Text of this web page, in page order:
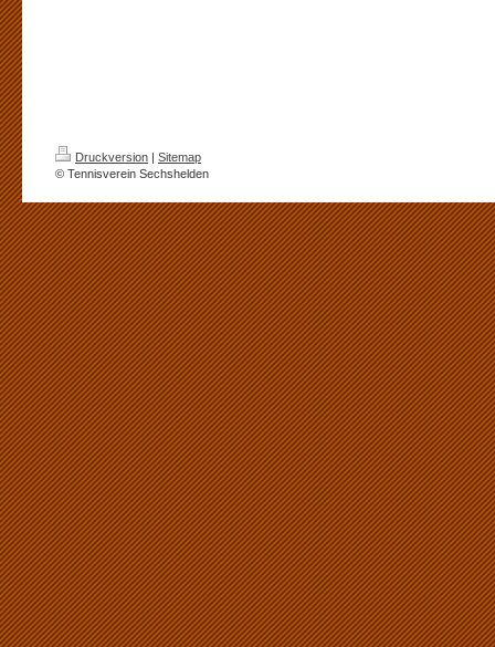
Druckversion | Sitemap
© Tennisverein Sechshelden